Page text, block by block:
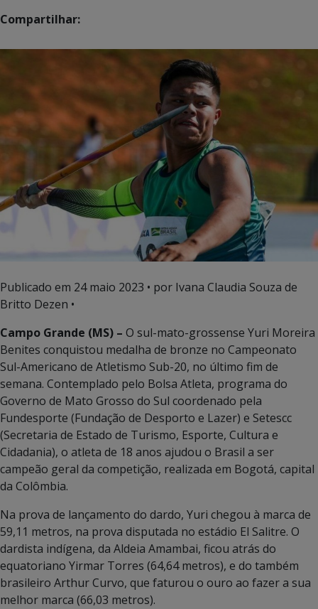
Compartilhar:
Publicado em 24 maio 2023 • por Ivana Claudia Souza de
Britto Dezen •
Campo Grande (MS) – O sul-mato-grossense Yuri Moreira
Benites conquistou medalha de bronze no Campeonato
Sul-Americano de Atletismo Sub-20, no último fim de
semana. Contemplado pelo Bolsa Atleta, programa do
Governo de Mato Grosso do Sul coordenado pela
Fundesporte (Fundação de Desporto e Lazer) e Setescc
(Secretaria de Estado de Turismo, Esporte, Cultura e
Cidadania), o atleta de 18 anos ajudou o Brasil a ser
campeão geral da competição, realizada em Bogotá, capital
da Colômbia.
Na prova de lançamento do dardo, Yuri chegou à marca de
59,11 metros, na prova disputada no estádio El Salitre. O
dardista indígena, da Aldeia Amambai, ficou atrás do
equatoriano Yirmar Torres (64,64 metros), e do também
brasileiro Arthur Curvo, que faturou o ouro ao fazer a sua
melhor marca (66,03 metros).